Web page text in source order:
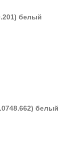
белый
белый